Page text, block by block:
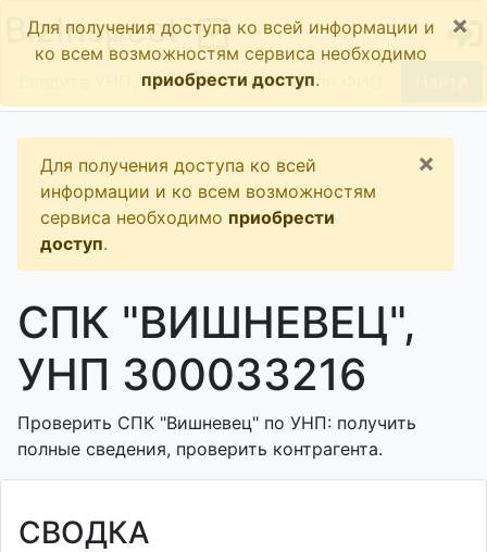
BizInspect
Для получения доступа ко всей информации и
ко всем возможностям сервиса необходимо
приобрести доступ.
×
Для получения доступа ко всей
информации и ко всем возможностям
сервиса необходимо приобрести
доступ.
×
СПК "ВИШНЕВЕЦ",
УНП 300033216
Проверить СПК "Вишневец" по УНП: получить
полные сведения, проверить контрагента.
СВОДКА